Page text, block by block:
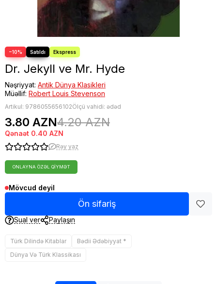
−10%
Dr. Jekyll ve Mr. Hyde
Nəşriyyat: Antik Dünya Klasikleri
Müəllif: Robert Louis Stevenson
Artikul: 9786055656102Ölçü vahidi: ədəd
3.80 AZN4.20 AZN
Qənaət 0.40 AZN
Rəy yaz
ONLAYNA ÖZƏL QIYMƏT
Mövcud deyil
Ön sifariş
Sual ver Paylaşın
Türk Dilində Kitablar
Bədii Ədəbiyyat *
Dünya Və Türk Klassikası